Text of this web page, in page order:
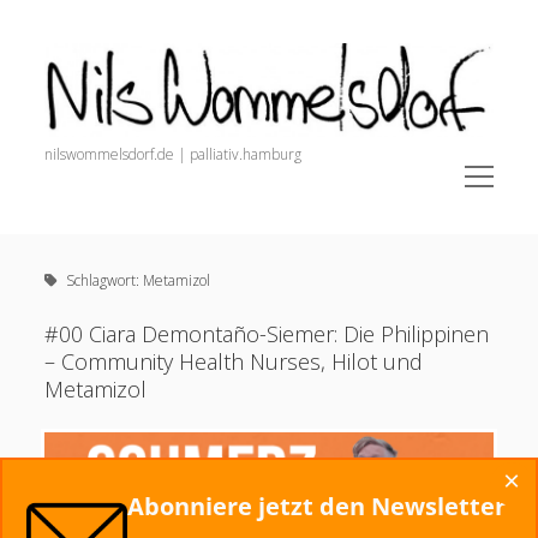
Nils
Wommelsdorf
nilswommelsdorf.de | palliativ.hamburg
open
menu
painnursing.de (Alle Infos für Pain Nurses)
Schmerz. Der Podcast.
open
menu
Veröffentlichungen
Dozententätigkeit
Schlagwort: Metamizol
#00 Ciara Demontaño-Siemer: Die Philippinen
– Community Health Nurses, Hilot und
Metamizol
Abonniere jetzt den Newsletter
×